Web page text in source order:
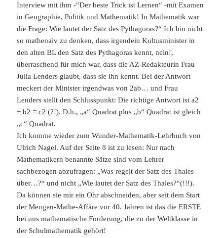
Interview mit ihm -“Der beste Trick ist Lernen“ -mit Examen
in Geographie, Politik und Mathematik! In Mathematik war
die Frage: Wie lautet der Satz des Pythagoras?“ Ich bin nicht
so mathenaiv zu denken, dass irgendein Kultusminister in
den alten BL den Satz des Pythagoras kennt, nein!,
überraschend für mich war, dass die AZ-Redakteurin Frau
Julia Lenders glaubt, dass sie ihn kennt. Bei der Antwort
meckert der Minister irgendwas von 2ab… und Frau
Lenders stellt den Schlusspunkt: Die richtige Antwort ist a2
+ b2 = c2 (?!). D.h., „a“ Quadrat plus „b“ Quadrat ist gleich
„c“ Quadrat.
Ich komme wieder zum Wunder-Mathematik-Lehrbuch von
Ulrich Nagel. Auf der Seite 8 ist zu lesen: Nur nach
Mathematikern benannte Sätze sind vom Lehrer
sachbezogen abzufragen: „Was regelt der Satz des Thales
über…?“ und nicht „Wie lautet der Satz des Thales?“(!!!).
Da können sie mir ein Ohr abschneiden, aber seit dem Start
der Mengen-Mathe-Affäre vor 40. Jahren ist das die ERSTE
bei uns mathematische Forderung, die zu der Weltklasse in
der Schulmathematik gehört!